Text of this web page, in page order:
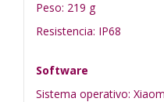
Peso: 219 g
Resistencia: IP68
Software
Sistema operativo: